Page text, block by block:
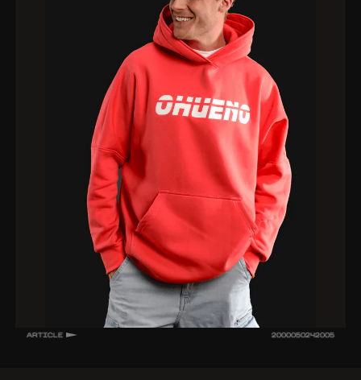
ARTICLE 2000050242005